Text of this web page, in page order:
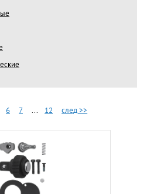
6 7 ... 12 след >>